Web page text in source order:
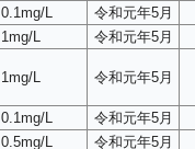
0.1mg/L 令和元年5月
1mg/L 令和元年5月
1mg/L 令和元年5月
0.1mg/L 令和元年5月
0.5mg/L 令和元年5月